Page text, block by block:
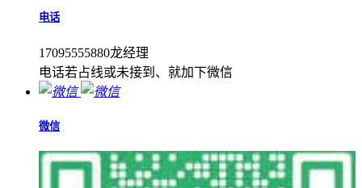
电话
17095555880龙经理
电话若占线或未接到、就加下微信
微信